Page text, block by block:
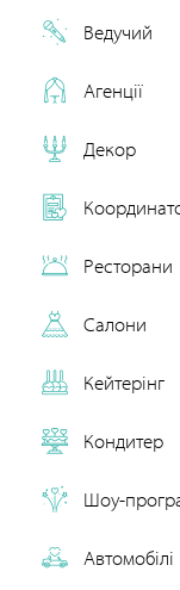
Ведучий
Агенції
Декор
Ресторани
Салони
Кейтерінг
Кондитер
Шоу-
Автомобілі